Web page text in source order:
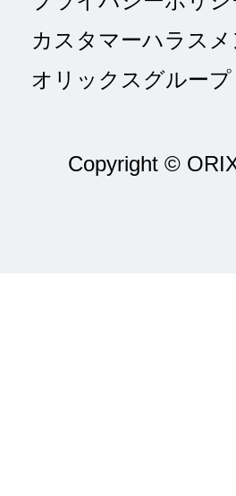
カスタマーハラス
オリックスグループ
Copyright ©